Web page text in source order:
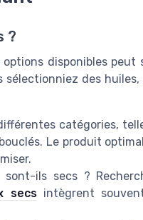
?
disponibles peut
des huiles,
catégories,
Le produit
ils secs ?
secsintègrent